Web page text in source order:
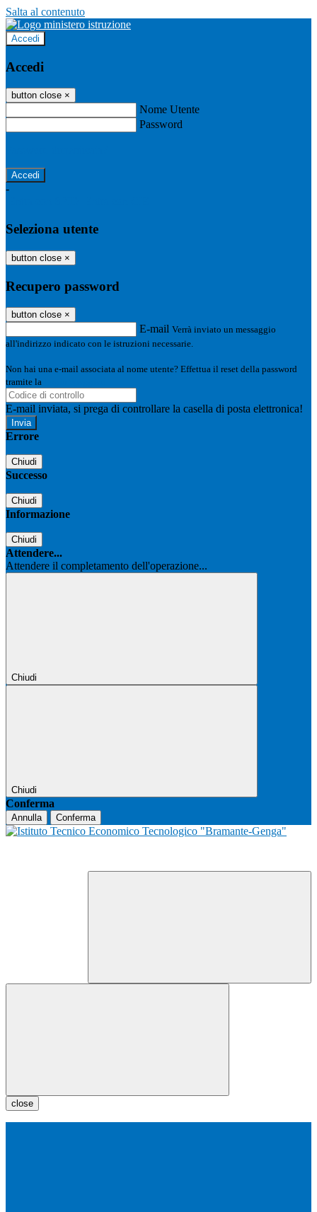
Salta al contenuto
Accedi
Accedi
button close ×
Nome Utente
Password
-
Seleziona utente
button close ×
Recupero password
button close ×
E-mail Verrà inviato un messaggio
all'indirizzo indicato con le istruzioni necessarie.
Non hai una e-mail associata al nome utente? Effettua il reset della password
tramite la
E-mail inviata, si prega di controllare la casella di posta elettronica!
Errore
Chiudi
Successo
Chiudi
Informazione
Chiudi
Attendere...
Attendere il completamento dell'operazione...
Chiudi
Chiudi
Conferma
Annulla Conferma
close